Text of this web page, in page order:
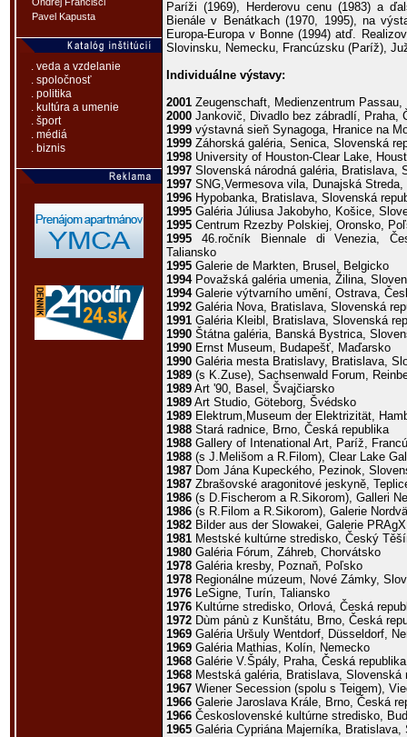
Pavel Kapusta
. veda a vzdelanie
. spoločnosť
. politika
. kultúra a umenie
. šport
. médiá
. biznis
Paríži (1969), Herderovu cenu (1983) a
Bienále v Benátkach (1970, 1995), na
Europa-Europa v Bonne (1994) atď.
Slovinsku, Nemecku, Francúzsku (Paríž),
Individuálne výstavy:
2001 Zeugenschaft, Medienzentrum Passau,
2000 Jankovič, Divadlo bez zábradlí, Praha,
1999 výstavná sieň Synagoga, Hranice na
1999 Záhorská galéria, Senica, Slovenská
1998 University of Houston-Clear Lake,
1997 Slovenská národná galéria, Bratislava,
1997 SNG,Vermesova vila, Dunajská
1996 Hypobanka, Bratislava, Slovenská
1995 Galéria Júliusa Jakobyho, Košice,
1995 Centrum Rzezby Polskiej, Oronsko,
1995 46.ročník Biennale di Venezia,
Taliansko
1995 Galerie de Markten, Brusel, Belgicko
1994Považská galéria umenia, Žilina,
1994Galerie výtvarního umění, Ostrava,
1992 Galéria Nova, Bratislava, Slovenská
1991 Galéria Kleibl, Bratislava, Slovenská
1990 Štátna galéria, Banská Bystrica,
1990 Ernst Museum, Budapešť, Maďarsko
1990 Galéria mesta Bratislavy, Bratislava,
1989 (s K.Zuse), Sachsenwald Forum,
1989 Art '90, Basel, Švajčiarsko
1989 Art Studio, Göteborg, Švédsko
1989 Elektrum,Museum der Elektrizität,
1988 Stará radnice, Brno, Česká republika
1988 Gallery of Intenational Art, Paríž,
1988 (s J.Melišom a R.Filom), Clear Lake
1987 Dom Jána Kupeckého, Pezinok,
1987 Zbrašovské aragonitové jeskyně,
1986 (s D.Fischerom a R.Sikorom), Galleri
1986 (s R.Filom a R.Sikorom), Galerie
1982 Bilder aus der Slowakei, Galerie
1981 Mestské kultúrne stredisko, Český
1980 Galéria Fórum, Záhreb, Chorvátsko
1978 Galéria kresby, Poznaň, Poľsko
1978 Regionálne múzeum, Nové Zámky,
1976 LeSigne, Turín, Taliansko
1976 Kultúrne stredisko, Orlová, Česká
1972 Dùm pánù z Kunštátu, Brno, Česká
1969 Galéria Uršuly Wentdorf, Düsseldorf,
1969 Galéria Mathias, Kolín, Nemecko
1968 Galérie V.Špály, Praha, Česká republika
1968 Mestská galéria, Bratislava, Slovenská
1967 Wiener Secession (spolu s Teigem),
1966 Galerie Jaroslava Krále, Brno, Česká
1966 Československé kultúrne stredisko,
1965 Galéria Cypriána Majerníka, Bratislava,